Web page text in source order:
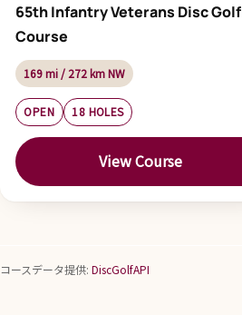
65th Infantry Veterans Disc Golf
Course
169 mi / 272 km NW
OPEN 18 HOLES
View Course
コースデータ提供: DiscGolfAPI